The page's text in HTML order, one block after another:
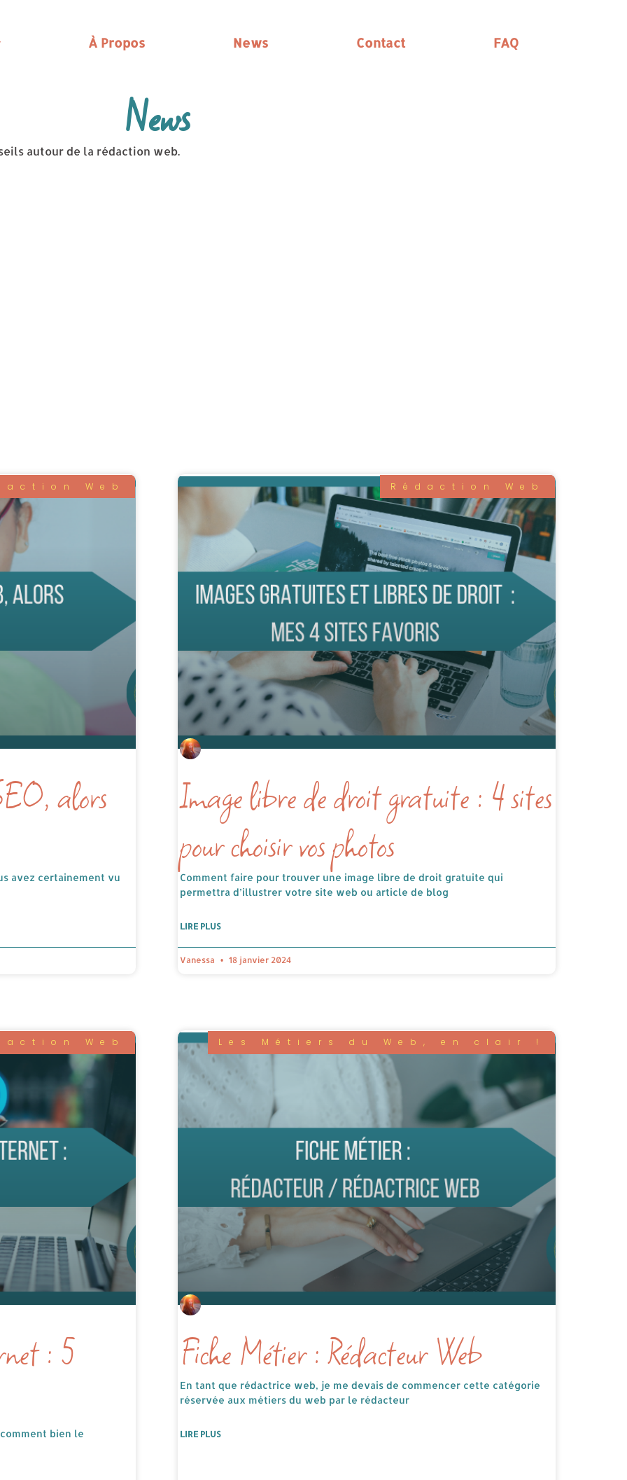
À Propos News Contact FAQ
News
autour de la rédaction web.
Web
alors
avez certainement vu
Rédaction Web
Image libre de droit gratuite : 4 sites
pour choisir vos photos
Comment faire pour trouver une image libre de droit gratuite qui
permettra d’illustrer votre site web ou article de blog
LIRE PLUS
Vanessa 18 janvier 2024
Web
: 5
bien le
Les Métiers du Web, en clair !
Fiche Métier : Rédacteur Web
En tant que rédactrice web, je me devais de commencer cette catégorie
réservée aux métiers du web par le rédacteur
LIRE PLUS